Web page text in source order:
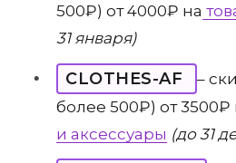
500₽) от 4000₽ на
31 января)
CLOTHES-AF –
более 500₽) от 3500₽
и аксессуары (до 31